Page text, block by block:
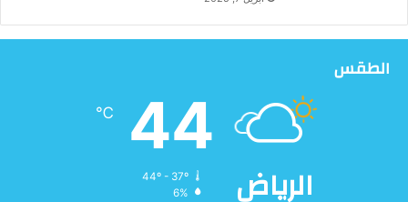
الطقس
الرياض
44
℃
44º - 37º
6%